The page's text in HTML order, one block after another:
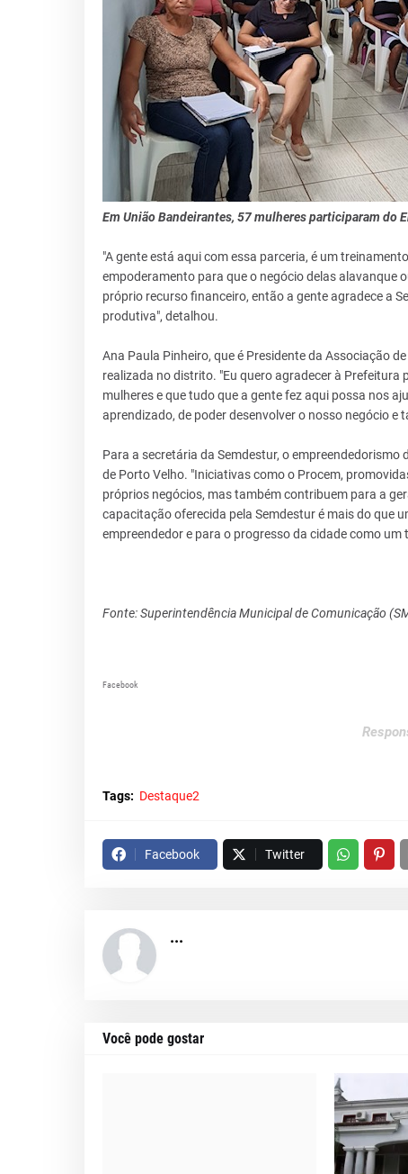
Em União Bandeirantes, 57 mulheres participaram do
"A gente está aqui com essa parceria, é um
empoderamento para que o negócio delas alavanque
próprio recurso financeiro, então a gente agradece a
produtiva", detalhou.
Ana Paula Pinheiro, que é Presidente da Associação
realizada no distrito. "Eu quero agradecer à
mulheres e que tudo que a gente fez aqui possa nos
aprendizado, de poder desenvolver o nosso negócio
Para a secretária da Semdestur, o
de Porto Velho. "Iniciativas como o Procem,
próprios negócios, mas também contribuem para a
capacitação oferecida pela Semdestur é mais do que
empreendedor e para o progresso da cidade como um
Fonte: Superintendência Municipal de Comunicação
Facebook
Tags: Destaque2
Facebook Twitter
...
Você pode gostar